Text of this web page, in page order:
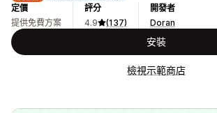
定價
提供免費方案
評分
4.9
(137)
開發者
Doran
安裝
檢視示範商店